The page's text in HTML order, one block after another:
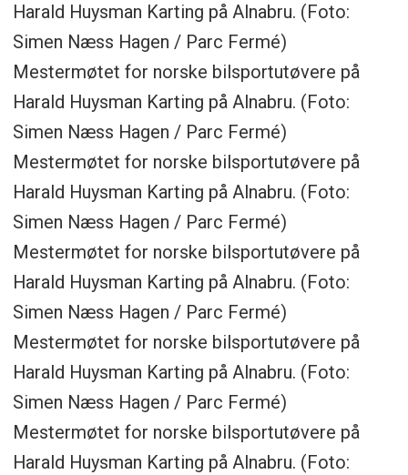
Harald Huysman Karting på Alnabru. (Foto:
Simen Næss Hagen / Parc Fermé)
Mestermøtet for norske bilsportutøvere på
Harald Huysman Karting på Alnabru. (Foto:
Simen Næss Hagen / Parc Fermé)
Mestermøtet for norske bilsportutøvere på
Harald Huysman Karting på Alnabru. (Foto:
Simen Næss Hagen / Parc Fermé)
Mestermøtet for norske bilsportutøvere på
Harald Huysman Karting på Alnabru. (Foto:
Simen Næss Hagen / Parc Fermé)
Mestermøtet for norske bilsportutøvere på
Harald Huysman Karting på Alnabru. (Foto:
Simen Næss Hagen / Parc Fermé)
Mestermøtet for norske bilsportutøvere på
Harald Huysman Karting på Alnabru. (Foto: